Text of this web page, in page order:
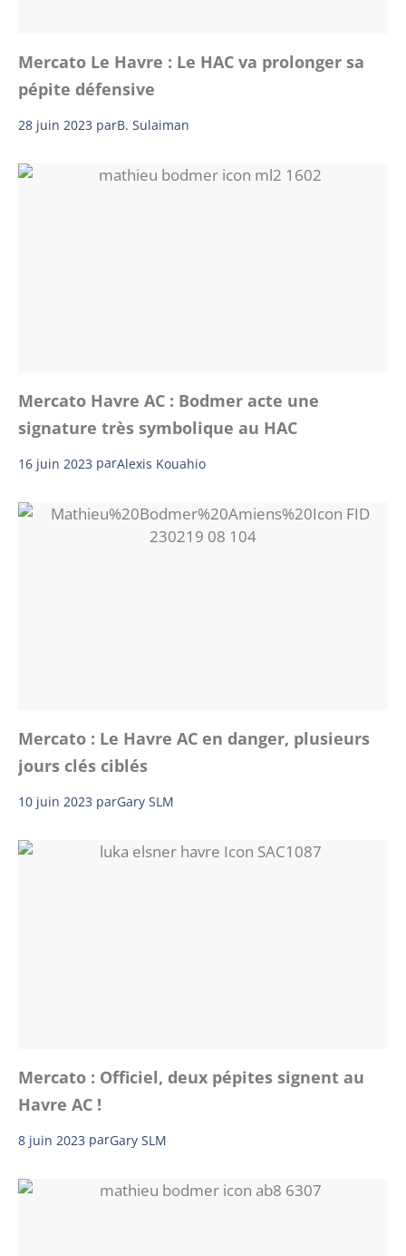
Mercato Le Havre : Le HAC va prolonger sa
pépite défensive
28 juin 2023 parB. Sulaiman
Mercato Havre AC : Bodmer acte une
signature très symbolique au HAC
16 juin 2023 parAlexis Kouahio
Mercato : Le Havre AC en danger, plusieurs
jours clés ciblés
10 juin 2023 parGary SLM
Mercato : Officiel, deux pépites signent au
Havre AC !
8 juin 2023 parGary SLM